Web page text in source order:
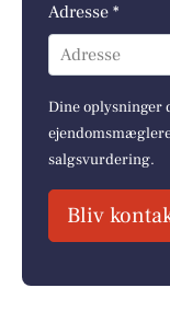
Adresse *
Adresse
Dine oplysninger
salgsvurdering.
Bliv